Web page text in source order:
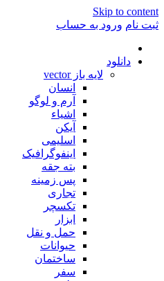
Skip to
نام ورود به حساب
دانلود
لایه باز vector
انسان
آرم و لوگو
اشیاء
آیکن
اسلیمی
اینفوگرافیک
بته جقه
پس زمینه
تجاری
تکسچر
ابزار
حمل و نقل
حیوانات
ساختمان
سفر